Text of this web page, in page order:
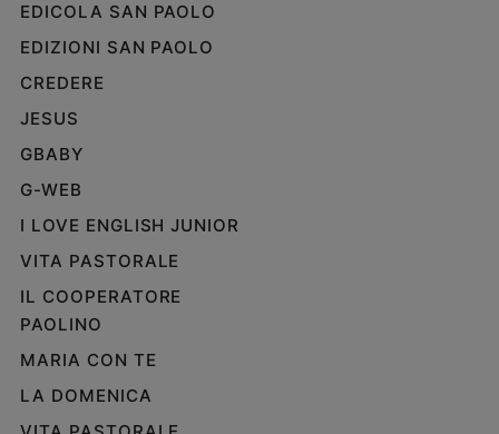
EDICOLA SAN PAOLO
EDIZIONI SAN PAOLO
CREDERE
JESUS
GBABY
G-WEB
I LOVE ENGLISH JUNIOR
VITA PASTORALE
IL COOPERATORE
PAOLINO
MARIA CON TE
LA DOMENICA